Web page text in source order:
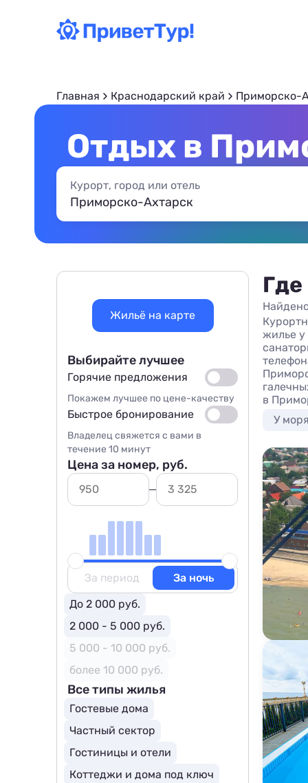
Главная Краснодарский край Приморско-
Отдых в
Курорт, город или отель
жилье у
в
У моря
Жильё на карте
Выбирайте лучшее
Горячие предложения
Покажем лучшее по цене-качеству
Быстрое бронирование
Владелец свяжется с вами в
течение 10 минут
Цена за номер, руб.
За период
За ночь
До 2 000 руб.
2 000 - 5 000 руб.
5 000 - 10 000 руб.
более 10 000 руб.
Все типы жилья
Гостевые дома
Частный сектор
Гостиницы и отели
Коттеджи и дома под ключ